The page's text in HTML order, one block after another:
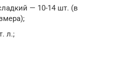
— 10-14 шт. (в
л.;